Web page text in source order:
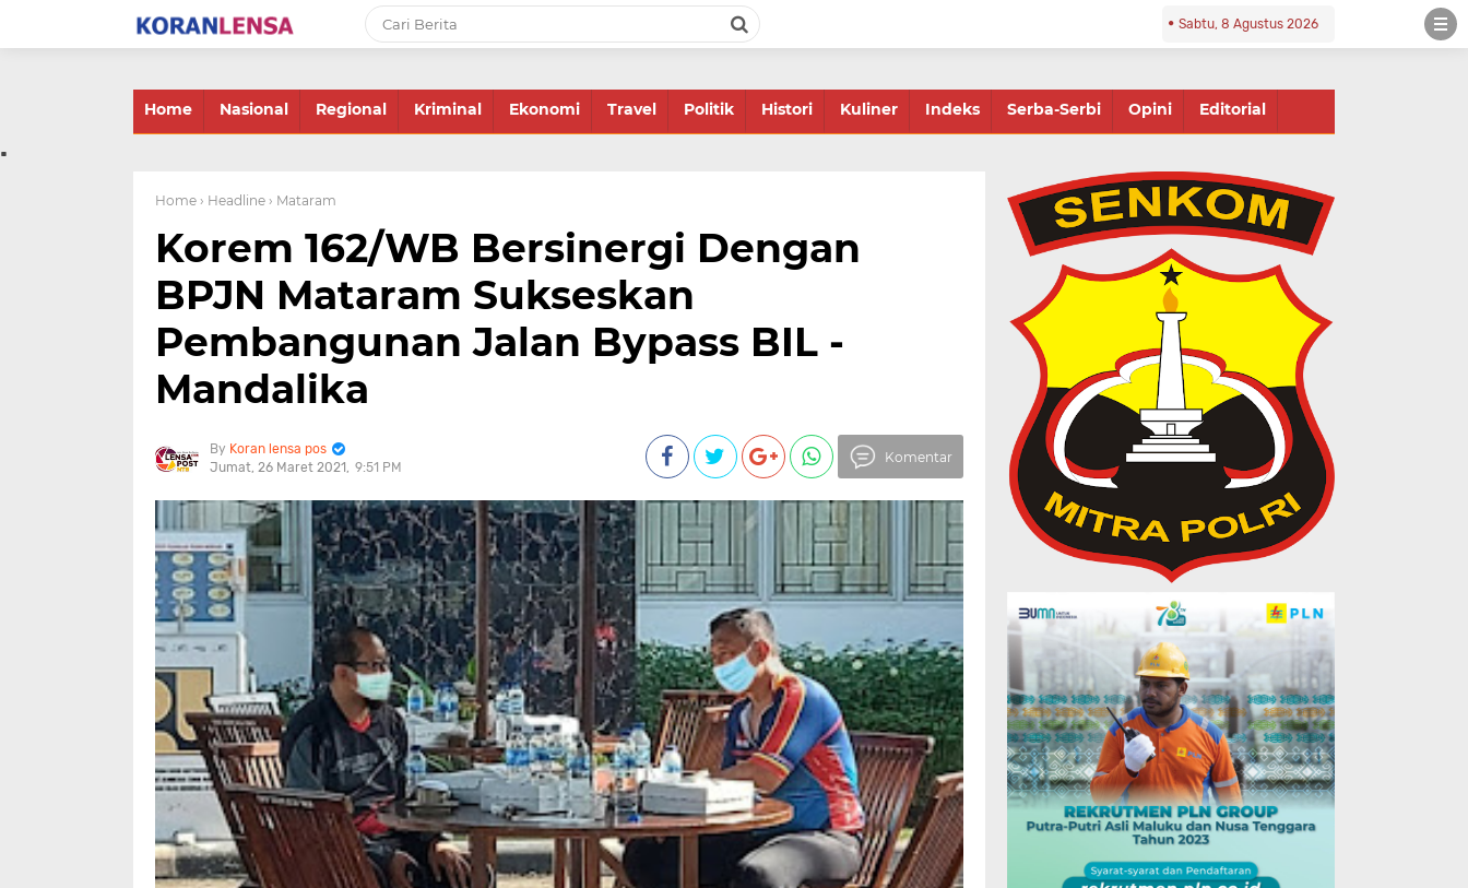
Sabtu, 8 Agustus 2026
Home Nasional Regional Kriminal Ekonomi Travel Politik Histori Kuliner Indeks Serba-Serbi Opini Editorial
.
Home › Headline › Mataram
Korem 162/WB Bersinergi Dengan
BPJN Mataram Sukseskan
Pembangunan Jalan Bypass BIL -
Mandalika
Koran lensa pos
Jumat, 26 Maret 2021
9:51 PM
Komentar